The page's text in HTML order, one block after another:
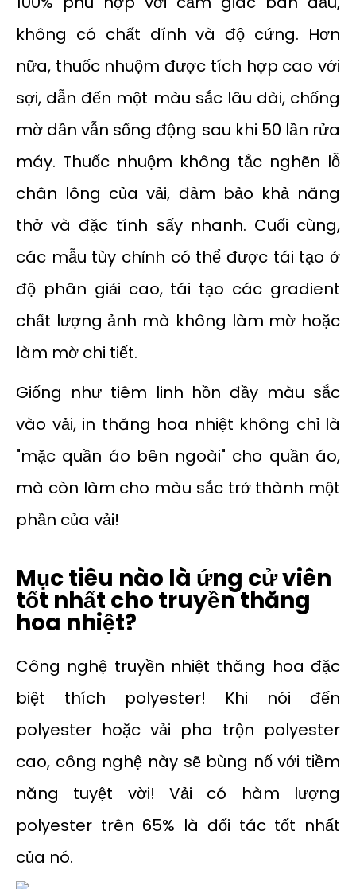
không có chất dính và độ cứng. Hơn
nữa, thuốc nhuộm được tích hợp cao với
sợi, dẫn đến một màu sắc lâu dài, chống
mờ dần vẫn sống động sau khi 50 lần rửa
máy. Thuốc nhuộm không tắc nghẽn lỗ
chân lông của vải, đảm bảo khả năng
thở và đặc tính sấy nhanh. Cuối cùng,
các mẫu tùy chỉnh có thể được tái tạo ở
độ phân giải cao, tái tạo các gradient
chất lượng ảnh mà không làm mờ hoặc
làm mờ chi tiết.
Giống như tiêm linh hồn đầy màu sắc
vào vải, in thăng hoa nhiệt không chỉ là
"mặc quần áo bên ngoài" cho quần áo,
mà còn làm cho màu sắc trở thành một
phần của vải!
Mục tiêu nào là ứng cử viên
tốt nhất cho truyền thăng
hoa nhiệt?
Công nghệ truyền nhiệt thăng hoa đặc
biệt thích polyester! Khi nói đến
polyester hoặc vải pha trộn polyester
cao, công nghệ này sẽ bùng nổ với tiềm
năng tuyệt vời! Vải có hàm lượng
polyester trên 65% là đối tác tốt nhất
của nó.